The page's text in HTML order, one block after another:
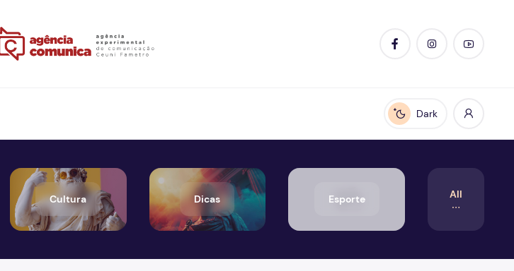
Enable dark mode
Dark
Cultura Dicas Esporte All